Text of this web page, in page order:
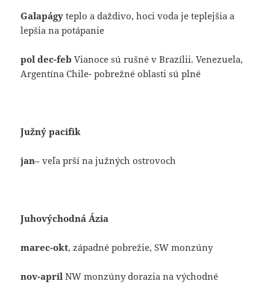
Galapágy teplo a daždivo, hoci voda je teplejšia a
lepšia na potápanie
pol dec-feb Vianoce sú rušné v Brazílii. Venezuela,
Argentína Chile- pobrežné oblasti sú plné
Južný pacifik
jan– veľa prší na južných ostrovoch
Juhovýchodná Ázia
marec-okt, západné pobrežie, SW monzúny
nov-april NW monzúny dorazia na východné